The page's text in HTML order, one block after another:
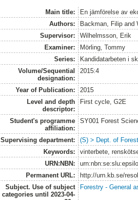
Main title:
En jämförelse av
Authors:
Backman, Filipand
Supervisor:
Wilhelmsson, Erik
Examiner:
Mörling, Tommy
Series:
Kandidatarbeten i
Volume/Sequential
designation:
2015:4
Year of Publication:
2015
Level and depth
descriptor:
First cycle, G2E
Student's programme
affiliation:
SY001 Forest
Supervising department:
(S) > Dept. of
Keywords:
vinterbete,
URN:NBN:
Permanent URL:
http://urn.kb.se/
Subject. Use of subject
categories until 2023-04-
Forestry - General